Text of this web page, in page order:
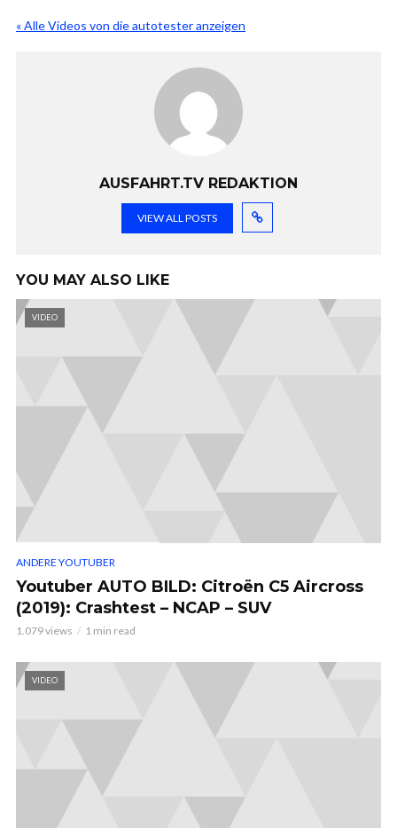
« Alle Videos von die autotester anzeigen
AUSFAHRT.TV REDAKTION
VIEW ALL POSTS
YOU MAY ALSO LIKE
VIDEO
ANDERE YOUTUBER
Youtuber AUTO BILD: Citroën C5 Aircross
(2019): Crashtest – NCAP – SUV
1.079 views 1 min read
VIDEO